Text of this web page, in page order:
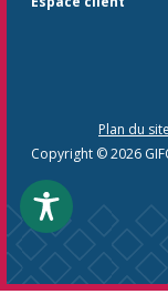
Plan du site
Copyright © 2026